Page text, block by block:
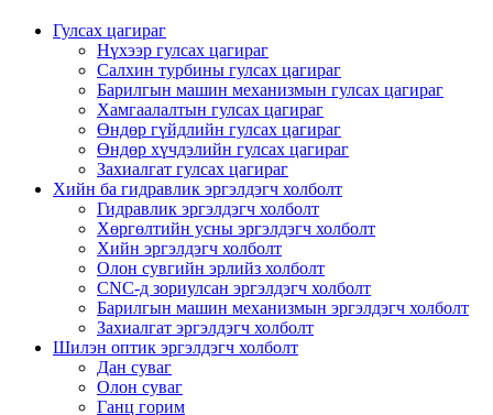
Гулсах цагираг
Нүхээр гулсах цагираг
Салхин турбины гулсах цагираг
Барилгын машин механизмын гулсах цагираг
Хамгаалалтын гулсах цагираг
Өндөр гүйдлийн гулсах цагираг
Өндөр хүчдэлийн гулсах цагираг
Захиалгат гулсах цагираг
Хийн ба гидравлик эргэлдэгч холболт
Гидравлик эргэлдэгч холболт
Хөргөлтийн усны эргэлдэгч холболт
Хийн эргэлдэгч холболт
Олон сувгийн эрлийз холболт
CNC-д зориулсан эргэлдэгч холболт
Барилгын машин механизмын эргэлдэгч холболт
Захиалгат эргэлдэгч холболт
Шилэн оптик эргэлдэгч холболт
Дан суваг
Олон суваг
Ганц горим